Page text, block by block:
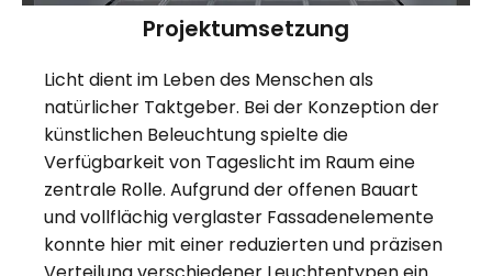
Projektumsetzung
Licht dient im Leben des Menschen als
natürlicher Taktgeber. Bei der Konzeption der
künstlichen Beleuchtung spielte die
Verfügbarkeit von Tageslicht im Raum eine
zentrale Rolle. Aufgrund der offenen Bauart
und vollflächig verglaster Fassadenelemente
konnte hier mit einer reduzierten und präzisen